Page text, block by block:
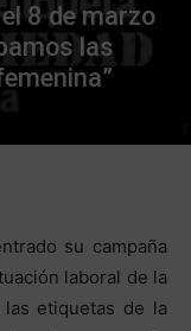
8 de marzo
las
su campaña
laboral de la
etiquetas de la